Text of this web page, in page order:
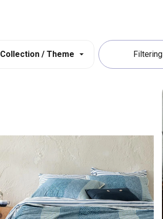
Filtering
Collection / Theme